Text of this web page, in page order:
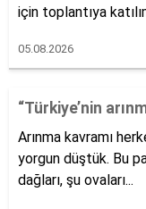
için toplantıya
05.08.2026
“Türkiye’nin
Arınma kavramı
yorgun düştük. Bu
dağları, şu ovaları...